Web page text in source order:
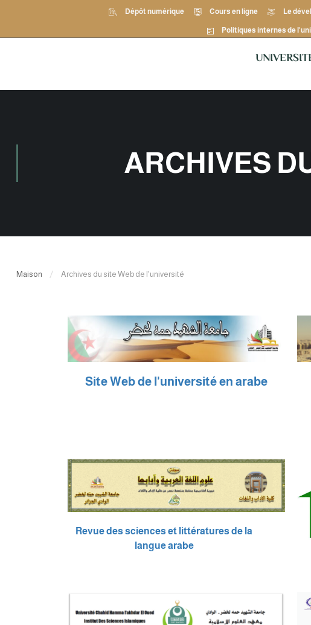
Dépôt numérique Cours en ligne Le
Politiques internes de
ARCHIVES
Maison Archives du site Web de l'université
Site Web de l'université en arabe
Revue des sciences et littératures de la
langue arabe